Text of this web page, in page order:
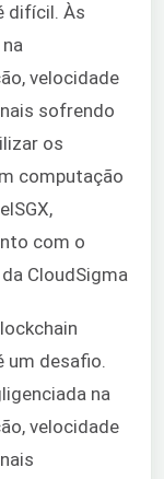
difícil. Às
velocidade
sofrendo
os
computação
com o
CloudSigma
um desafio.
na
velocidade